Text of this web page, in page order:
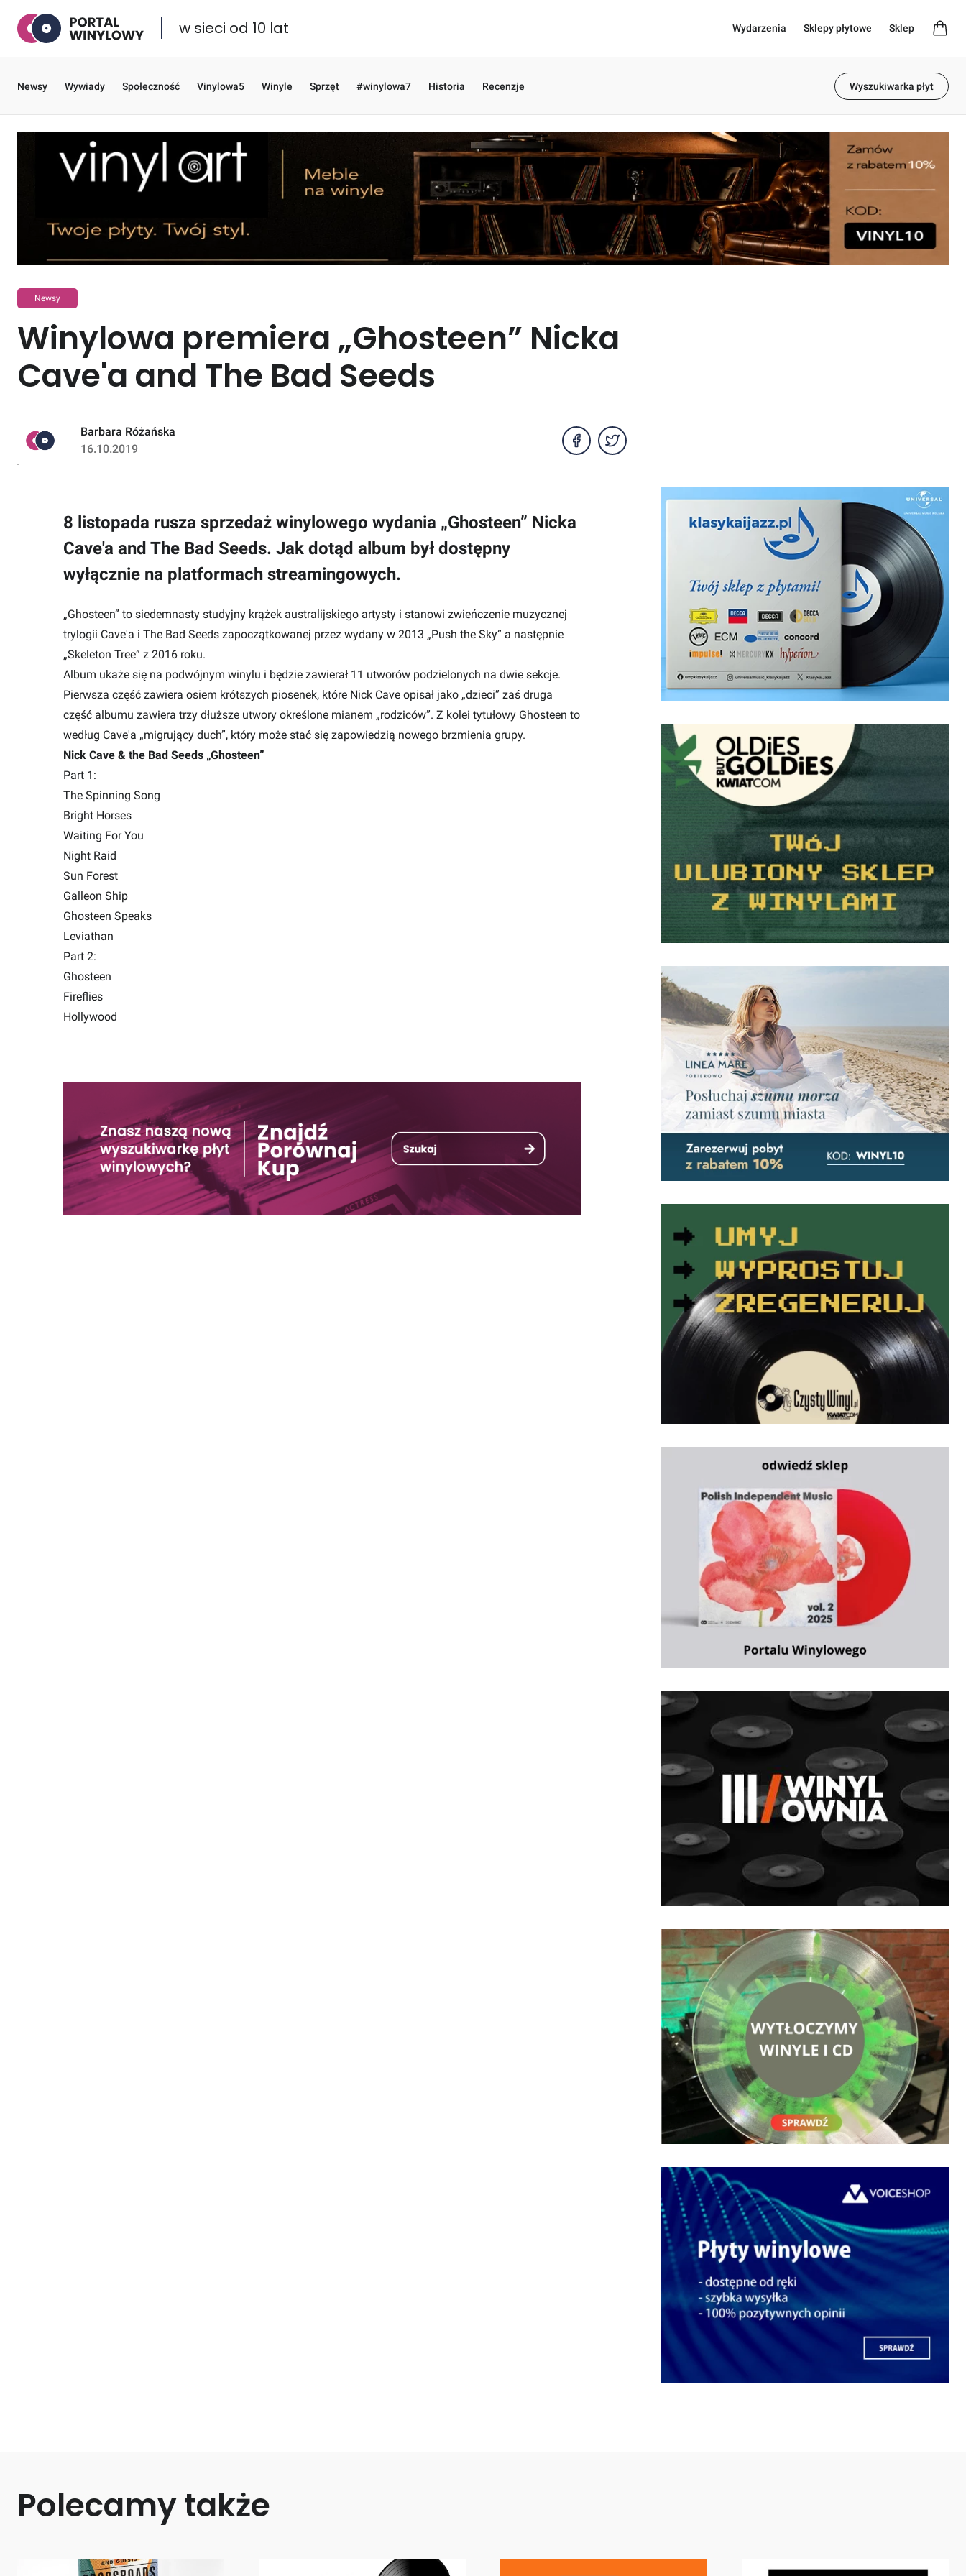
w sieci od 10 lat Wydarzenia Sklepy płytowe Sklep
Newsy Wywiady Społeczność Vinylowa5 Winyle Sprzęt #winylowa7 Historia Recenzje Wyszukiwarka płyt
Newsy
Winylowa premiera „Ghosteen” Nicka
Cave'a and The Bad Seeds
Barbara Różańska
16.10.2019
8 listopada rusza sprzedaż winylowego wydania „Ghosteen” Nicka
Cave'a and The Bad Seeds. Jak dotąd album był dostępny
wyłącznie na platformach streamingowych.
„Ghosteen” to siedemnasty studyjny krążek australijskiego artysty i stanowi zwieńczenie muzycznej
trylogii Cave'a i The Bad Seeds zapoczątkowanej przez wydany w 2013 „Push the Sky” a następnie
„Skeleton Tree” z 2016 roku.
Album ukaże się na podwójnym winylu i będzie zawierał 11 utworów podzielonych na dwie sekcje.
Pierwsza część zawiera osiem krótszych piosenek, które Nick Cave opisał jako „dzieci” zaś druga
część albumu zawiera trzy dłuższe utwory określone mianem „rodziców”. Z kolei tytułowy Ghosteen to
według Cave'a „migrujący duch”, który może stać się zapowiedzią nowego brzmienia grupy.
Nick Cave & the Bad Seeds „Ghosteen”
Part 1:
The Spinning Song
Bright Horses
Waiting For You
Night Raid
Sun Forest
Galleon Ship
Ghosteen Speaks
Leviathan
Part 2:
Ghosteen
Fireflies
Hollywood
Polecamy także